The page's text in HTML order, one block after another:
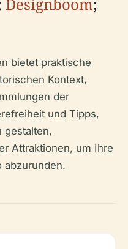
bietet praktische
Kontext,
der
und Tipps,
gestalten,
Attraktionen, um Ihre
abzurunden.